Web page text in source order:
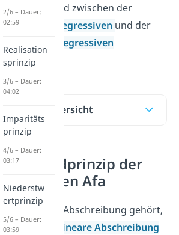
den Unterschied zwischen der
geometrisch-degressiven und der
arithmetisch-degressiven
Abschreibung.
Inhaltsübersicht
Das Grundprinzip der
degressiven Afa
Die degressive Abschreibung gehört,
genau wie die
lineare Abschreibung
2/6 – Dauer:
02:59
Realisation
sprinzip
3/6 – Dauer:
04:02
Imparitäts
prinzip
4/6 – Dauer:
03:17
Niederstw
ertprinzip
5/6 – Dauer:
03:59